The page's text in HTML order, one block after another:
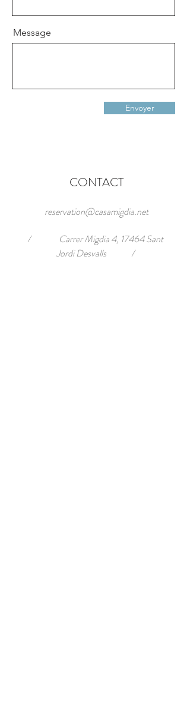
Message
Envoyer
CONTACT
reservation@casamigdia.net
/ Carrer Migdia 4, 17464 Sant
Jordi Desvalls /